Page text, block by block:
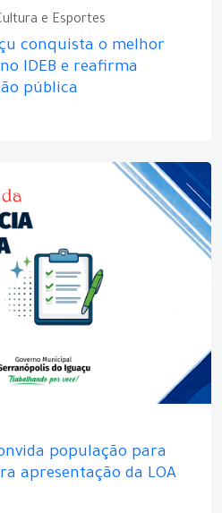
e Esportes
conquista o melhor
IDEB e reafirma
pública
população para
apresentação da LOA